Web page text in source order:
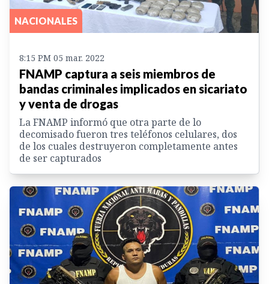
NACIONALES
8:15 PM 05 mar. 2022
FNAMP captura a seis miembros de
bandas criminales implicados en sicariato
y venta de drogas
La FNAMP informó que otra parte de lo
decomisado fueron tres teléfonos celulares, dos
de los cuales destruyeron completamente antes
de ser capturados